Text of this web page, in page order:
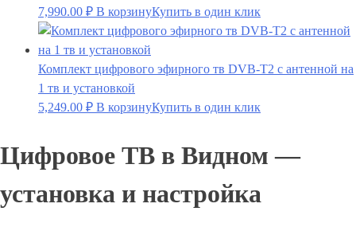
7,990.00 ₽ В корзинуКупить в один клик
Комплект цифрового эфирного тв DVB-T2 с антенной на
1 тв и установкой
5,249.00 ₽ В корзинуКупить в один клик
Цифровое ТВ в Видном —
установка и настройка